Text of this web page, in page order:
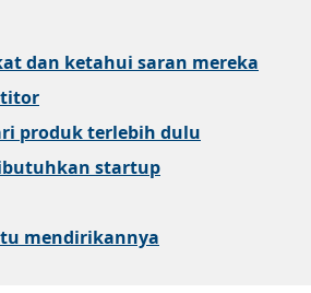
dan ketahui saran mereka
produk terlebih dulu
startup
mendirikannya